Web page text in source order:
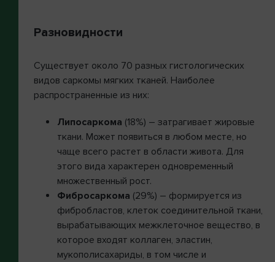
Разновидности
Существует около 70 разных гистологических
видов саркомы мягких тканей. Наиболее
распространенные из них:
Липосаркома (18%) – затрагивает жировые
ткани. Может появиться в любом месте, но
чаще всего растет в области живота. Для
этого вида характерен одновременный
множественный рост.
Фибросаркома (29%) – формируется из
фибробластов, клеток соединительной ткани,
вырабатывающих межклеточное вещество, в
которое входят коллаген, эластин,
мукополисахариды, в том числе и